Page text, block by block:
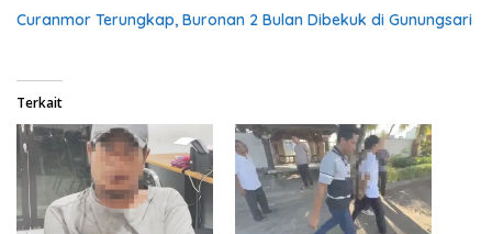
Curanmor Terungkap, Buronan 2 Bulan Dibekuk di Gunungsari
Terkait